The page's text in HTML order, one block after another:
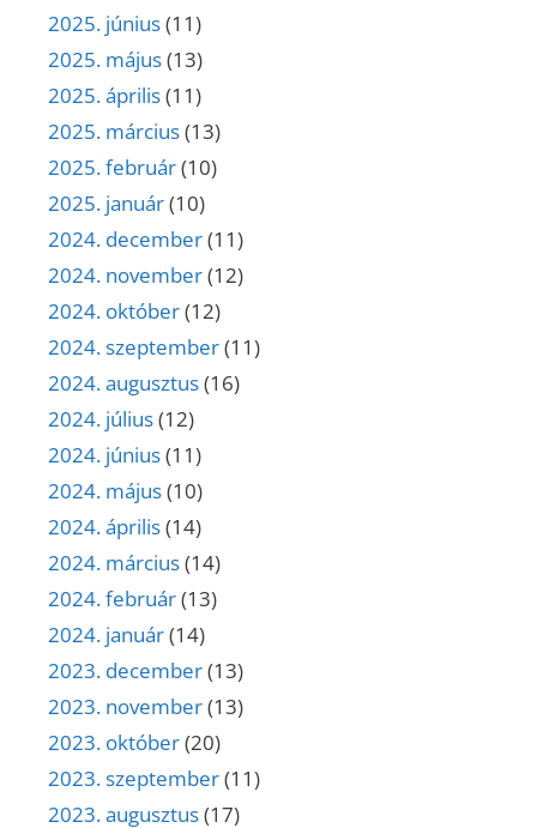
2025. június(11)
2025. május(13)
2025. április(11)
2025. március(13)
2025. február(10)
2025. január(10)
2024. december(11)
2024. november(12)
2024. október(12)
2024. szeptember(11)
2024. augusztus(16)
2024. július(12)
2024. június(11)
2024. május(10)
2024. április(14)
2024. március(14)
2024. február(13)
2024. január(14)
2023. december(13)
2023. november(13)
2023. október(20)
2023. szeptember(11)
2023. augusztus(17)